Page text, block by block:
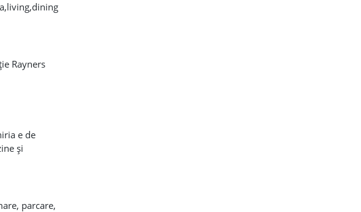
Numar de
Rayners
e de
și
parcare,